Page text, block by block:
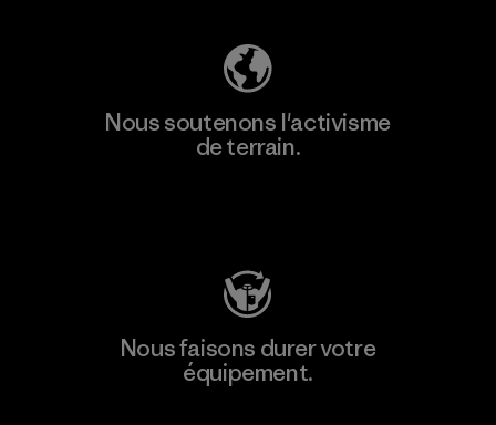
Nous soutenons l'activisme
de terrain.
Nous faisons durer votre
équipement.